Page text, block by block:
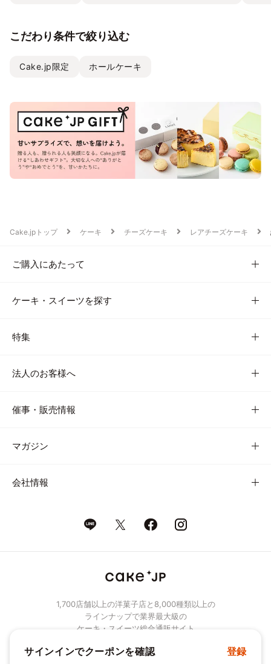
こだわり条件で絞り込む
Cake.jp限定 ホールケーキ
Cake.jpトップ ケーキ チーズケーキ レアチーズケーキ
ご購入にあたって
ケーキ・スイーツを探す
特集
法人のお客様へ
催事・販売情報
マガジン
会社情報
1,700店舗以上の洋菓子店と8,000種類以上の
ラインナップで業界最大級の
ケーキ・スイーツ総合通販サイト
© Cake.jp Co., Ltd.
サインインでクーポンを確認 登録